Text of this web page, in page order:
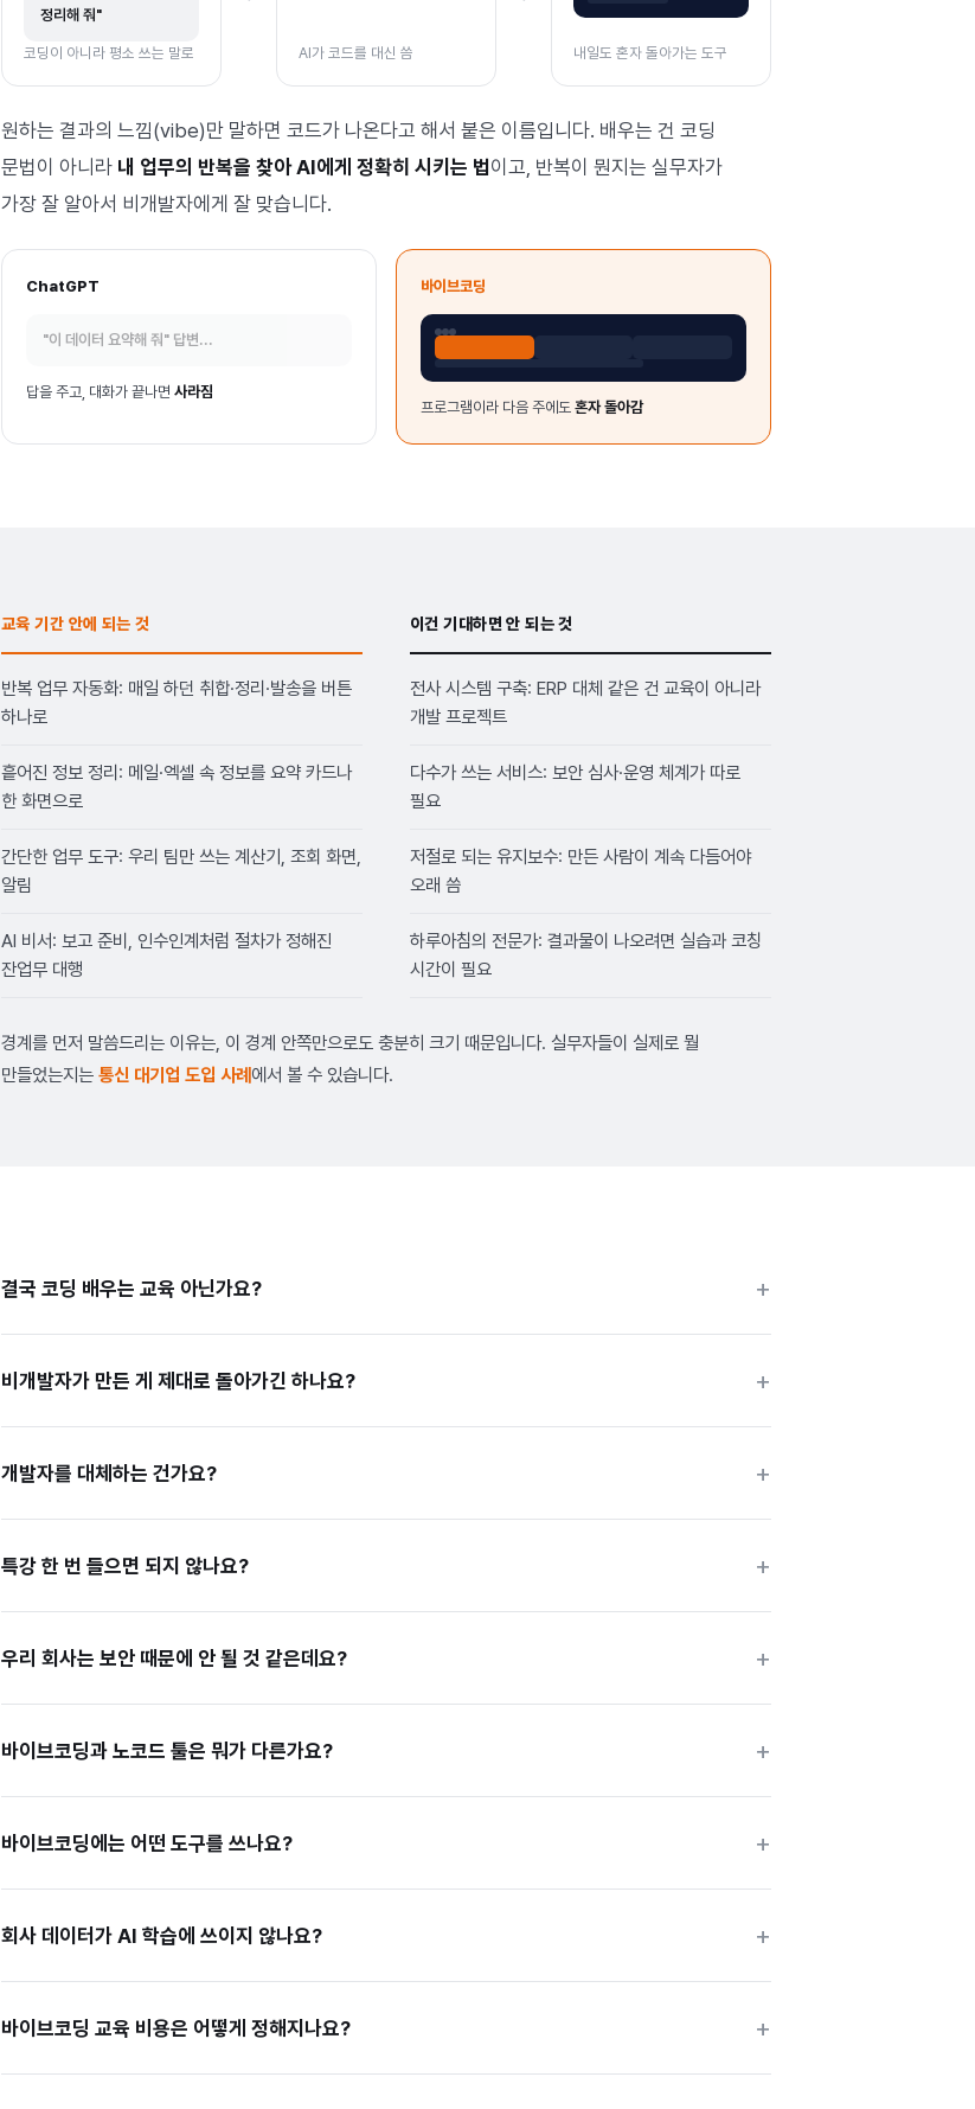
정리해 줘"
코딩이 아니라 평소 쓰는 말로 AI가 코드를 대신 씀 내일도 혼자 돌아가는 도구
원하는 결과의 느낌(vibe)만 말하면 코드가 나온다고 해서 붙은 이름입니다. 배우는 건 코딩
문법이 아니라 내 업무의 반복을 찾아 AI에게 정확히 시키는 법 이고, 반복이 뭔지는 실무자가
가장 잘 알아서 비개발자에게 잘 맞습니다.
ChatGPT
"이 데이터 요약해 줘" 답변...
답을 주고, 대화가 끝나면 사라짐
바이브코딩
프로그램이라 다음 주에도 혼자 돌아감
교육 기간 안에 되는 것
반복 업무 자동화: 매일 하던 취합·정리·발송을 버튼
하나로
흩어진 정보 정리: 메일·엑셀 속 정보를 요약 카드나
한 화면으로
간단한 업무 도구: 우리 팀만 쓰는 계산기, 조회 화면,
알림
AI 비서: 보고 준비, 인수인계처럼 절차가 정해진
잔업무 대행
이건 기대하면 안 되는 것
전사 시스템 구축: ERP 대체 같은 건 교육이 아니라
개발 프로젝트
다수가 쓰는 서비스: 보안 심사·운영 체계가 따로
필요
저절로 되는 유지보수: 만든 사람이 계속 다듬어야
오래 씀
하루아침의 전문가: 결과물이 나오려면 실습과 코칭
시간이 필요
경계를 먼저 말씀드리는 이유는, 이 경계 안쪽만으로도 충분히 크기 때문입니다. 실무자들이 실제로 뭘
만들었는지는 통신 대기업 도입 사례에서 볼 수 있습니다.
결국 코딩 배우는 교육 아닌가요?
비개발자가 만든 게 제대로 돌아가긴 하나요?
개발자를 대체하는 건가요?
특강 한 번 들으면 되지 않나요?
우리 회사는 보안 때문에 안 될 것 같은데요?
바이브코딩과 노코드 툴은 뭐가 다른가요?
바이브코딩에는 어떤 도구를 쓰나요?
회사 데이터가 AI 학습에 쓰이지 않나요?
바이브코딩 교육 비용은 어떻게 정해지나요?